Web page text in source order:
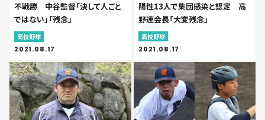
不戦勝 中谷監督「決して人ごと
ではない」「残念」
高校野球
2021.08.17
陽性13人で集団感染と認定 高
野連会長「大変残念」
高校野球
2021.08.17